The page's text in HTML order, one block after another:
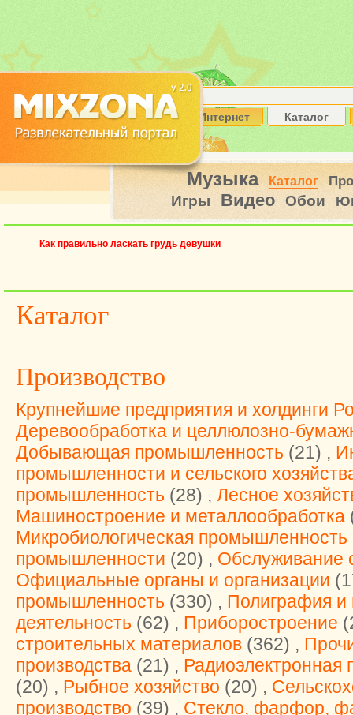
Интернет Каталог
Музыка Каталог
Игры Видео Обои
Как правильно ласкать грудь девушки
Каталог
Производство
Крупнейшие предприятия и холдинги
Деревообработка и целлюлозно-
Добывающая промышленность (21) ,
промышленности и сельского
промышленность (28) , Лесное
Машиностроение и металлообработка
Микробиологическая промышленность
промышленности (20) , Обслуживание
Официальные органы и организации
промышленность (330) , Полиграфия и
деятельность (62) , Приборостроение
строительных материалов (362) ,
производства (21) , Радиоэлектронная
(20) , Рыбное хозяйство (20) ,
производство (39) , Стекло, фарфор,